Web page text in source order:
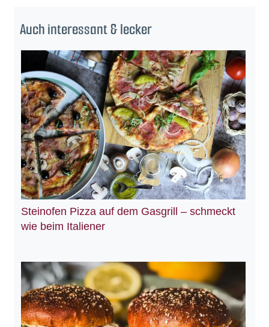
Auch interessant & lecker
Steinofen Pizza auf dem Gasgrill – schmeckt
wie beim Italiener